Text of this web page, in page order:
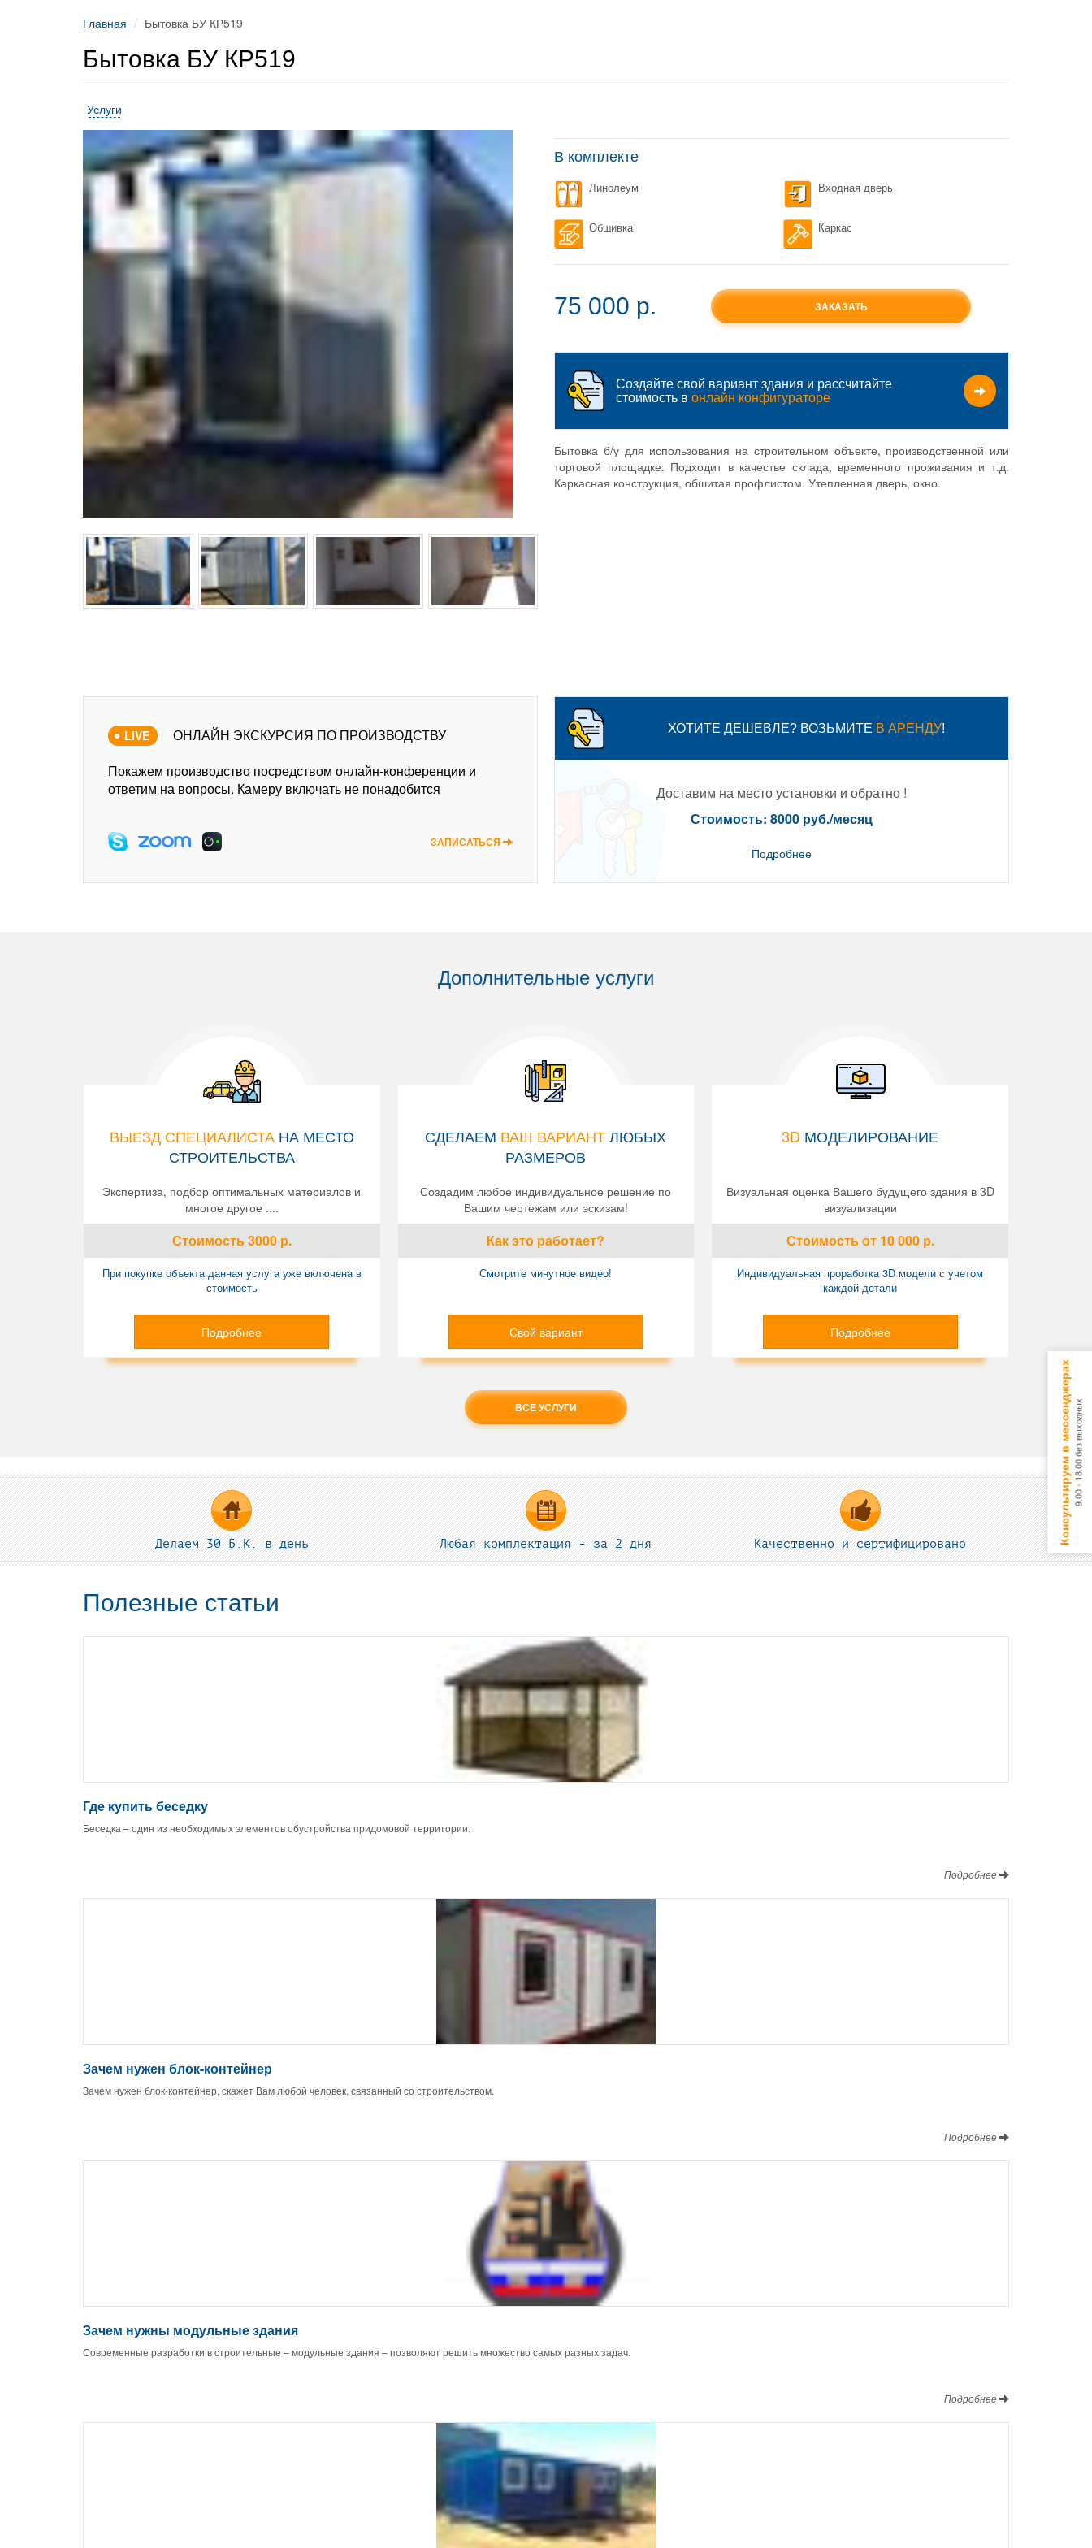
Консультируем в мессенджерах9.00 - 18.00 без выходных
Главная Бытовка БУ КР519
Бытовка БУ КР519
Услуги
В комплекте
Линолеум Входная дверь
Обшивка Каркас
75 000 p. ЗАКАЗАТЬ
Создайте свой вариант здания и рассчитайте
стоимость в онлайн конфигураторе
Бытовка б/у для использования на строительном объекте, производственной или
торговой площадке. Подходит в качестве склада, временного проживания и т.д.
Каркасная конструкция, обшитая профлистом. Утепленная дверь, окно.
LIVE
ОНЛАЙН ЭКСКУРСИЯ ПО ПРОИЗВОДСТВУ
Покажем производство посредством онлайн-конференции и
ответим на вопросы. Камеру включать не понадобится
ЗАПИСАТЬСЯ
ХОТИТЕ ДЕШЕВЛЕ? ВОЗЬМИТЕ В АРЕНДУ!
Доставим на место установки и обратно !
Стоимость: 8000 руб./месяц
Подробнее
Дополнительные услуги
СДЕЛАЕМ ВАШ ВАРИАНТЛЮБЫХ
РАЗМЕРОВ
Создадим любое индивидуальное решение по
Вашим чертежам или эскизам!
Как это работает?
Смотрите минутное видео!
Свой вариант
ВЫЕЗД СПЕЦИАЛИСТАНА МЕСТО
СТРОИТЕЛЬСТВА
Экспертиза, подбор оптимальных материалов и
многое другое ....
Стоимость3000р.
При покупке объекта данная услуга уже включена в
стоимость
Подробнее
3D МОДЕЛИРОВАНИЕ
Визуальная оценка Вашего будущего здания в 3D
визуализации
Стоимостьот 10 000р.
Индивидуальная проработка 3D модели с учетом
каждой детали
Подробнее
ВСЕ УСЛУГИ
Делаем 30 Б.К. в день Любая комплектация - за 2 дня Качественно и сертифицировано
Полезные статьи
Где купить беседку
Беседка – один из необходимых элементов обустройства придомовой территории.
Подробнее
Зачем нужен блок-контейнер
Зачем нужен блок-контейнер, скажет Вам любой человек, связанный со строительством.
Подробнее
Зачем нужны модульные здания
Современные разработки в строительные – модульные здания – позволяют решить множество самых разных задач.
Подробнее